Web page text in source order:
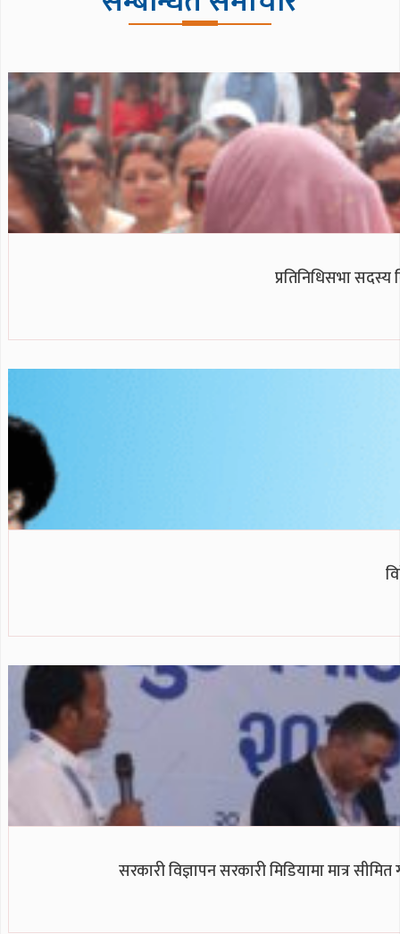
प्रतिनिधिसभा सदस्य
सरकारी विज्ञापन सरकारी मिडियामा मात्र